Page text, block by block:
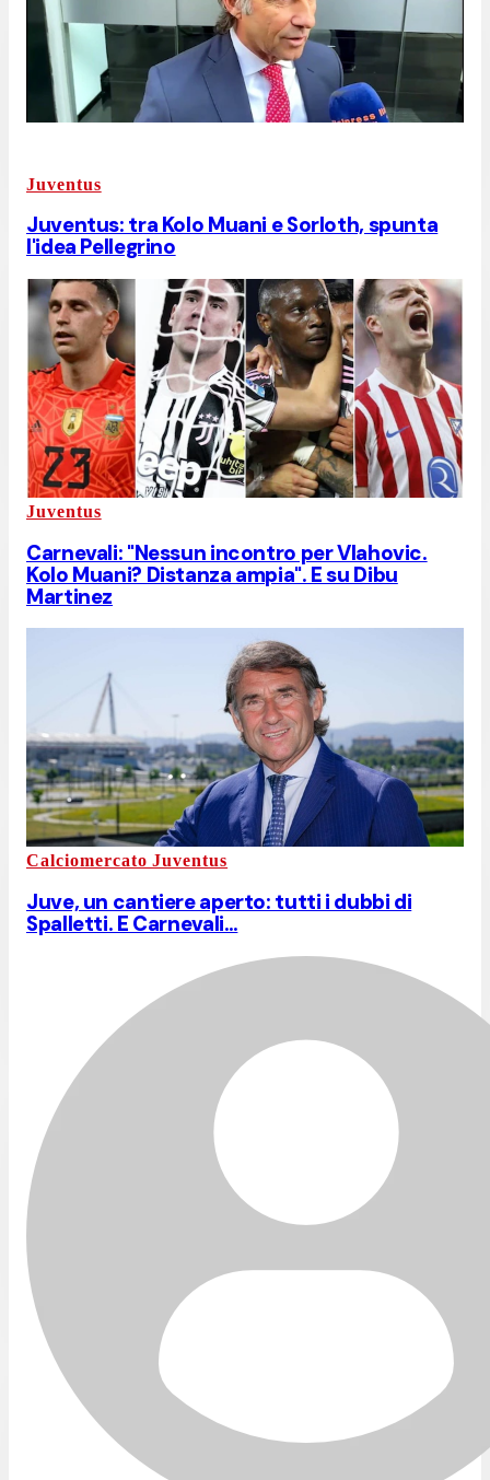
Juventus
Juventus: tra Kolo Muani e Sorloth, spunta
l'idea Pellegrino
Juventus
Carnevali: "Nessun incontro per Vlahovic.
Kolo Muani? Distanza ampia". E su Dibu
Martinez
Calciomercato Juventus
Juve, un cantiere aperto: tutti i dubbi di
Spalletti. E Carnevali…